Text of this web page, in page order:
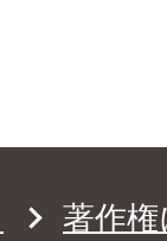
著作